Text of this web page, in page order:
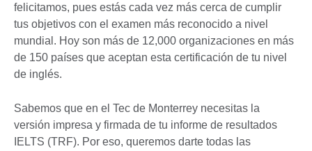
felicitamos, pues estás cada vez más cerca de cumplir
tus objetivos con el examen más reconocido a nivel
mundial. Hoy son más de 12,000 organizaciones en más
de 150 países que aceptan esta certificación de tu nivel
de inglés.
Sabemos que en el Tec de Monterrey necesitas la
versión impresa y firmada de tu informe de resultados
IELTS (TRF). Por eso, queremos darte todas las